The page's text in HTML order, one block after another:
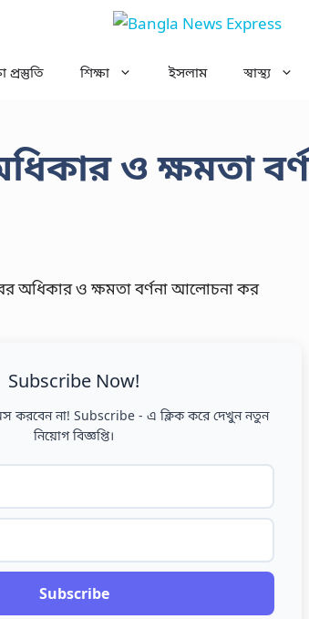
প্রস্তুতি শিক্ষা ইসলাম স্বাস্থ্য
ও ক্ষমতা
Subscribe Now!
করবেন না! Subscribe - এ ক্লিক করে দেখুন নতুন
নিয়োগ বিজ্ঞপ্তি।
Subscribe